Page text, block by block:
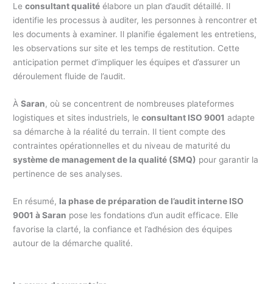
Leconsultant qualité élabore un plan d’audit détaillé. Il
identifie les processus à auditer, les personnes à rencontrer et
les documents à examiner. Il planifie également les entretiens,
les observations sur site et les temps de restitution. Cette
anticipation permet d’impliquer les équipes et d’assurer un
déroulement fluide de l’audit.
ÀSaran, où se concentrent de nombreuses plateformes
logistiques et sites industriels, leconsultant ISO 9001 adapte
sa démarche à la réalité du terrain. Il tient compte des
contraintes opérationnelles et du niveau de maturité du
système de management de la qualité (SMQ) pour garantir la
pertinence de ses analyses.
En résumé, la phase de préparation de l’audit interne ISO
9001 à Saran pose les fondations d’un audit efficace. Elle
favorise la clarté, la confiance et l’adhésion des équipes
autour de la démarche qualité.